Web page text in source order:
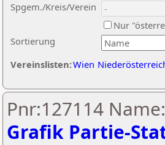
Sortierung
Spgem./Kreis/Verein
Nur
Vereinslisten:Wien
Pnr:127114
Grafik Partie-